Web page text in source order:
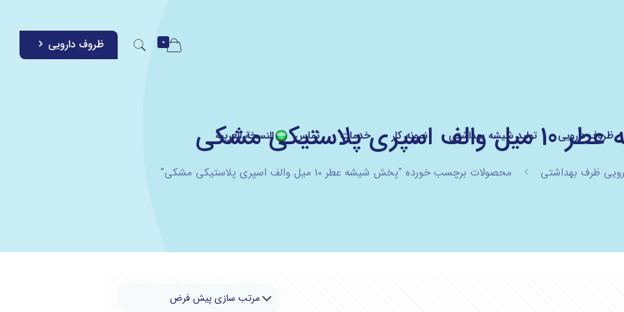
ظروف دارویی تولید شیشه بهداشتی نمونه کار خدمات تماس النسخة العربية
0 ظروف دارویی
مشکی
ظرف بهداشتی محصولات برچسب خورده “پخش شیشه عطر 10 میل والف اسپری پلاستیکی مشکی”